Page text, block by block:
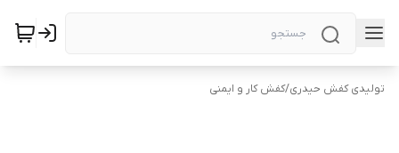
تولیدی کفش حیدری/کفش کار و ایمنی